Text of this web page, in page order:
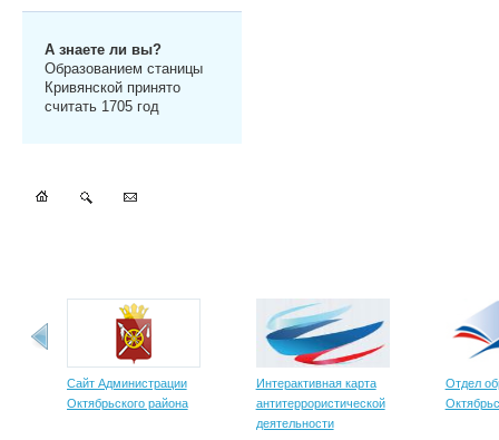
А знаете ли вы?
Образованием станицы
Кривянской принято
считать 1705 год
Сайт Администрации
Октябрьского района
Интерактивная карта
антитеррористической
деятельности
Отдел